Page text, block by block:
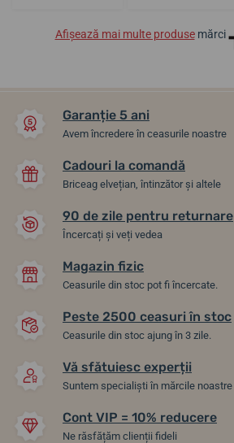
Afișează mai multe produsemărci
Garanție 5 ani
Avem încredere în ceasurile noastre
Cadouri la comandă
Briceag elvețian, întinzător și altele
90 de zile pentru returnare
Încercați și veți vedea
Magazin fizic
Ceasurile din stoc pot fi încercate.
Peste 2500 ceasuri în stoc
Ceasurile din stoc ajung în 3 zile.
Vă sfătuiesc experții
Suntem specialiști în mărcile noastre
Cont VIP = 10% reducere
Ne răsfățăm clienții fideli